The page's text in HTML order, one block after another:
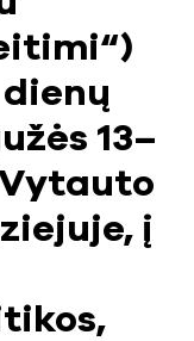
13–
Vytauto
į